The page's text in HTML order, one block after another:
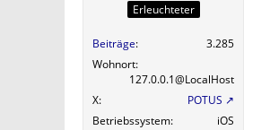
Erleuchteter
Beiträge
3.285
Wohnort
127.0.0.1@LocalHost
X
POTUS
Betriebssystem
iOS